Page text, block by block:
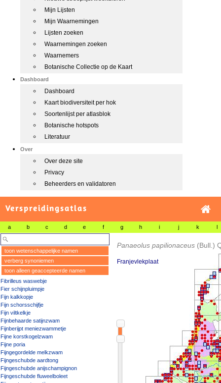
Mijn Lijsten
Mijn Waarnemingen
Lijsten zoeken
Waarnemingen zoeken
Waarnemers
Botanische Collectie op de Kaart
Dashboard
Dashboard
Kaart biodiversiteit per hok
Soortenlijst per atlasblok
Botanische hotspots
Literatuur
Over
Over deze site
Privacy
Beheerders en validatoren
Verspreidingsatlas
a b c d e f g h i j k l
toon wetenschappelijke namen
verberg synoniemen
toon alleen geaccepteerde namen
Fibrilleus waswebje
Fier schijnpluimpje
Fijn kalkkopje
Fijn schorsschijfje
Fijn viltkelkje
Fijnbehaarde satijnzwam
Fijnberijpt meniezwammetje
Fijne korstkogelzwam
Fijne poria
Fijngegordelde melkzwam
Fijngeschubde aardtong
Fijngeschubde anijschampignon
Fijngeschubde fluweelboleet
Panaeolus papilionaceus (Bull.)
Franjevlekplaat